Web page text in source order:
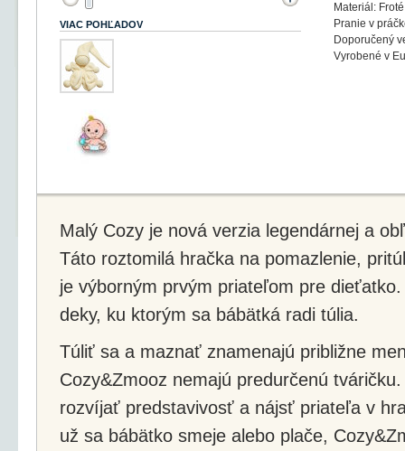
Materiál:
Pranie v
Doporučený
Vyrobené v
VIAC POHĽADOV
Malý Cozy je nová verzia legendárnej a
Táto roztomilá hračka na pomazlenie,
je výborným prvým priateľom pre
deky, ku ktorým sa bábätká radi túlia.
Túliť sa a maznať znamenajú približne
Cozy&Zmooz nemajú predurčenú
rozvíjať predstavivosť a nájsť priateľa v
už sa bábätko smeje alebo plače,